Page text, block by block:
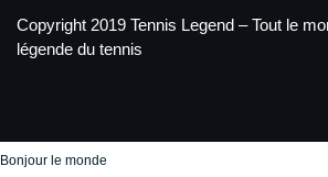
Copyright 2019 Tennis Legend – Tout le
légende du tennis
Bonjour le monde